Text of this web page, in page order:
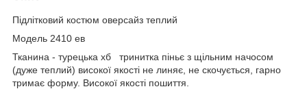
Підлітковий костюм оверсайз теплий
Модель 2410 ев
Тканина - турецька хб тринитка піньє з щільним начосом
(дуже теплий) високої якості не линяє, не скочується, гарно
тримає форму. Високої якості пошиття.